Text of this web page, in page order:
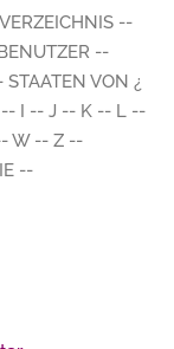
--
--
VON ¿
I -- J -- K -- L --
W -- Z --
--